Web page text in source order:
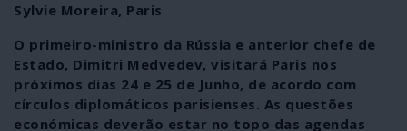
Sylvie Moreira, Paris
O primeiro-ministro da Rússia e anterior chefe de
Estado, Dimitri Medvedev, visitará Paris nos
próximos dias 24 e 25 de Junho, de acordo com
círculos diplomáticos parisienses. As questões
económicas deverão estar no topo das agendas